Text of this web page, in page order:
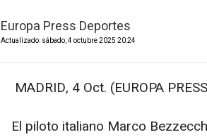
Europa Press Deportes
Actualizado: sábado, 4 octubre 2025 20:24
MADRID, 4 Oct. (EUROPA
El piloto italiano Marco